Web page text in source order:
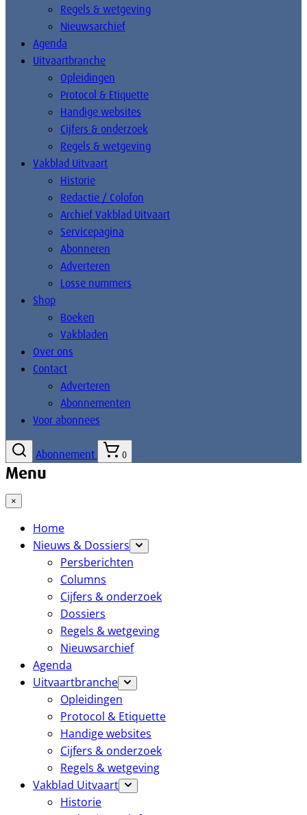
Regels & wetgeving
Nieuwsarchief
Agenda
Uitvaartbranche
Opleidingen
Protocol & Etiquette
Handige websites
Cijfers & onderzoek
Regels & wetgeving
Vakblad Uitvaart
Historie
Redactie / Colofon
Archief Vakblad Uitvaart
Servicepagina
Abonneren
Adverteren
Losse nummers
Shop
Boeken
Vakbladen
Over ons
Contact
Adverteren
Abonnementen
Voor abonnees
Abonnement 0
Menu
×
Home
Nieuws & Dossiers
Persberichten
Columns
Cijfers & onderzoek
Dossiers
Regels & wetgeving
Nieuwsarchief
Agenda
Uitvaartbranche
Opleidingen
Protocol & Etiquette
Handige websites
Cijfers & onderzoek
Regels & wetgeving
Vakblad Uitvaart
Historie